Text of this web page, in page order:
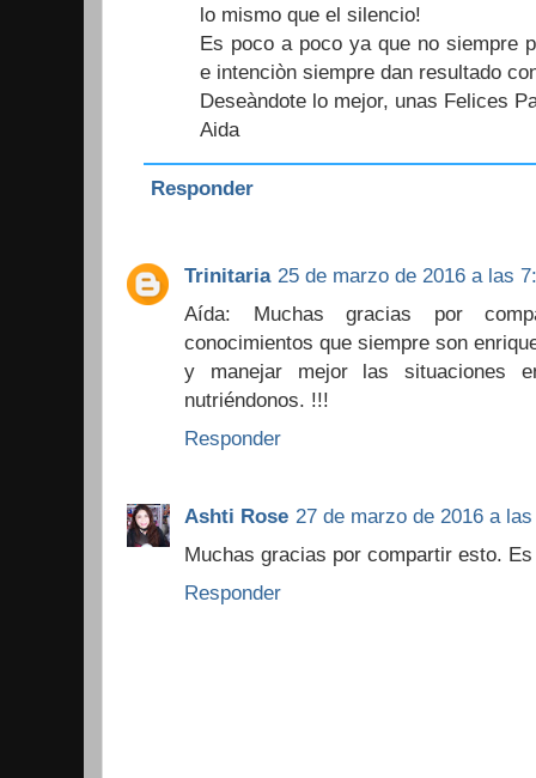
lo mismo que el silencio!
Es poco a poco ya que no siempre
e intenciòn siempre dan resultado
Deseàndote lo mejor, unas Felices
Aida
Responder
Trinitaria 25 de marzo de 2016 a las
Aída: Muchas gracias por
conocimientos que siempre son
y manejar mejor las situaciones
nutriéndonos. !!!
Responder
Ashti Rose 27 de marzo de 2016 a
Muchas gracias por compartir esto.
Responder